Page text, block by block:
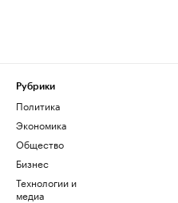
Рубрики
Политика
Экономика
Общество
Бизнес
Технологии и
медиа